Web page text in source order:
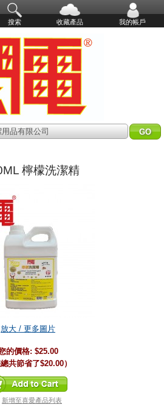
搜索 收藏產品 我的帳戶
品有限公司
檸檬洗潔精
放大 / 更多圖片
的價格: $25.00
總共節省了$20.00）
新增至喜愛產品列表